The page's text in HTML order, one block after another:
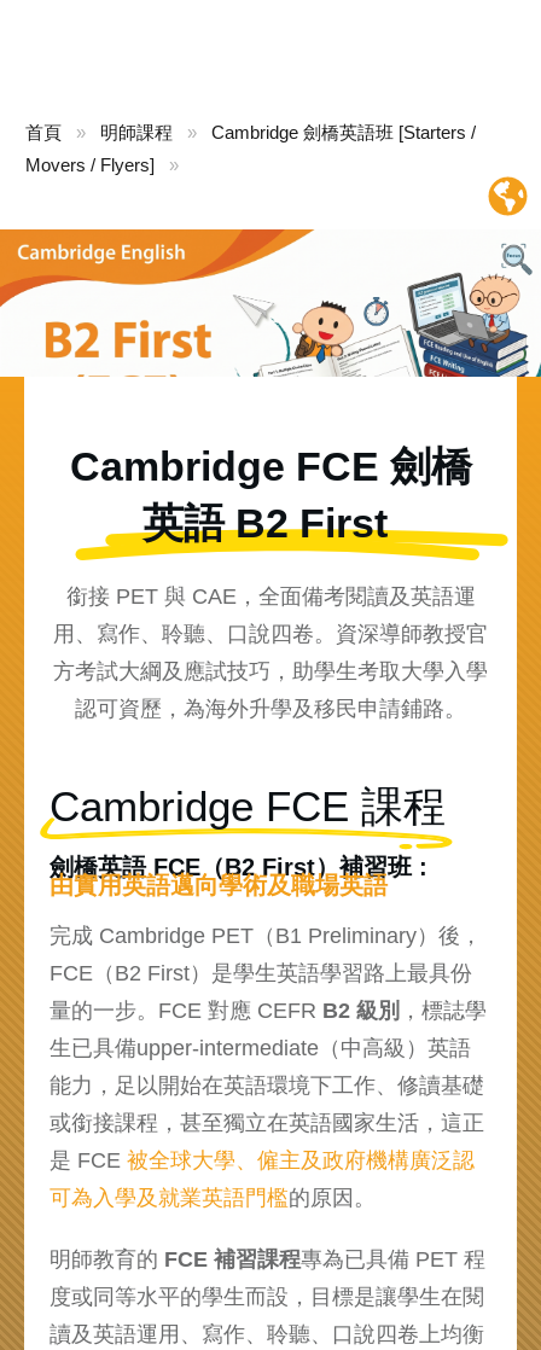
首頁 » 明師課程 »
Cambridge 劍橋英語班 [Starters /
Movers / Flyers]
»
Flyers
Cambridge FCE 劍橋
英語 B2 First
銜接 PET 與 CAE，全面備考閱讀及英語運
用、寫作、聆聽、口說四卷。資深導師教授官
方考試大綱及 應試技巧，助學生考取大學入學
認可資歷，為海外升學及移民申請鋪路。
Cambridge FCE 課程
劍橋英語 FCE（B2 First）補習班 :
由實用英語邁向學術及職場英語
完成 Cambridge PET（B1 Preliminary）後，
FCE（B2 First）是學生英語學習路上最具份
量的一步。FCE 對應 CEFR B2 級別 ，標誌學
生已具備upper-intermediate（中高級）英語
能力，足以開始在英語環境下工作、修讀基礎
或銜接課程，甚至獨立在英語國家生活，這正
是 FCE 被全球大學、僱主及政府機構廣泛認
可為入學及就業英語門檻的原因。
明師教育的 FCE 補習課程專為已具備 PET 程
度或同等水平的學生而設，目標是讓學生在閱
讀及英語運用、寫作、聆聽、口說四卷上均衡